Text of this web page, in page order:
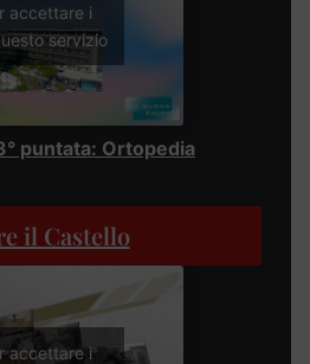
accettare i
servizio
puntata: Ortopedia
il Castello
accettare i